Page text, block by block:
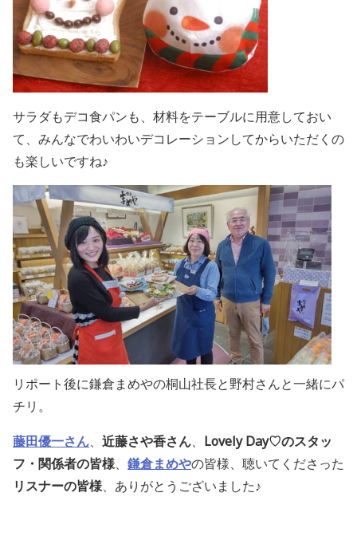
サラダもデコ食パンも、材料をテーブルに用意しておい
て、みんなでわいわいデコレーションしてからいただくの
も楽しいですね♪
リポート後に鎌倉まめやの桐山社長と野村さんと一緒にパ
チリ。
藤田優一さん、 近藤さや香さん、 Lovely Day♡のスタッ
フ・関係者の皆様、 鎌倉まめやの皆様、聴いてくださった
リスナーの皆様、ありがとうございました♪